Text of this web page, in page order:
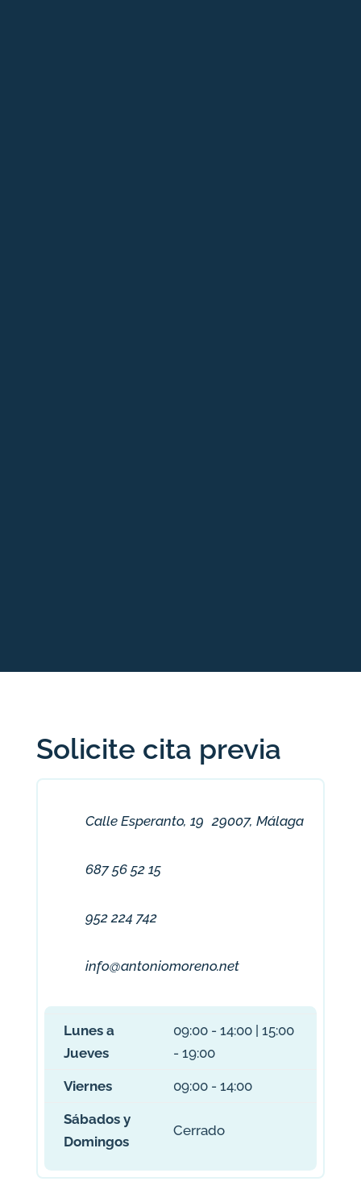
Solicite cita previa
Calle Esperanto, 19 29007, Málaga
687 56 52 15
952 224 742
info@antoniomoreno.net
Lunes a
Jueves
09:00 - 14:00 | 15:00
- 19:00
Viernes 09:00 - 14:00
Sábados y
Domingos
Cerrado